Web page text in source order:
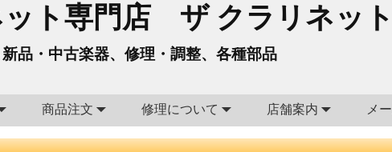
ット専門店 ザ クラリネッ
品・中古楽器、修理・調整、各種部品
商品注文 修理について 店舗案内 メ